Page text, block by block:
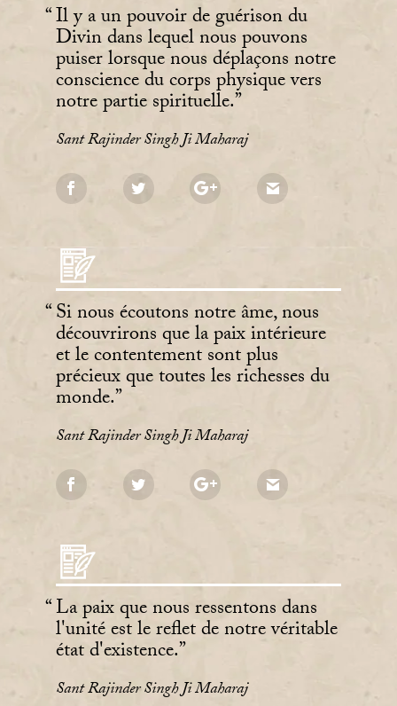
Il y a un pouvoir de guérison du
Divin dans lequel nous pouvons
puiser lorsque nous déplaçons notre
conscience du corps physique vers
notre partie spirituelle.
Sant Rajinder Singh Ji Maharaj
Si nous écoutons notre âme, nous
découvrirons que la paix intérieure
et le contentement sont plus
précieux que toutes les richesses du
monde.
Sant Rajinder Singh Ji Maharaj
La paix que nous ressentons dans
l'unité est le reflet de notre véritable
état d'existence.
Sant Rajinder Singh Ji Maharaj